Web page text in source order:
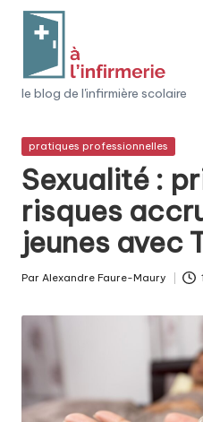
content
à
l'i
n
fi
r
m
e
ri
e
le blog de l'infirmière scolaire
Posted
pratiques professionnelles
Sexualité :
risques
jeunes avec
Par Alexandre Faure-Maury